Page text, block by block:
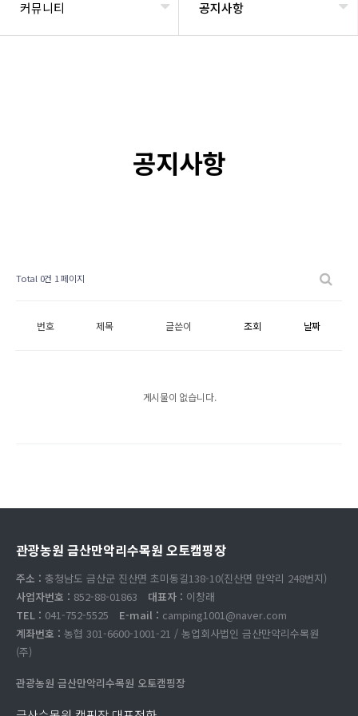
커뮤니티 공지사항
공지사항
Total 0건 1 페이지
번호 제목 글쓴이 조회 날짜
게시물이 없습니다.
관광농원 금산만악리수목원 오토캠핑장
주소 : 충청남도 금산군 진산면 초미동길138-10(진산면 만악리 248번지)
사업자번호 : 852-88-01863 대표자 : 이창래
TEL : 041-752-5525 E-mail : camping1001@naver.com
계좌번호 : 농협 301-6600-1001-21 / 농업회사법인 금산만악리수목원
(주)
관광농원 금산만악리수목원 오토캠핑장